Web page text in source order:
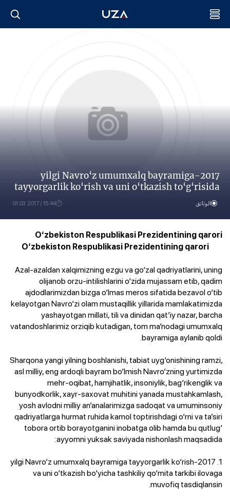
2017-yilgi Navro‘z umumxalq bayramiga
tayyorgarlik ko‘rish va uni o‘tkazish to‘g‘risida
الوثائق 15:44 / 01.03.2017
O‘zbekiston Respublikasi Prezidentining qarori
O‘zbekiston Respublikasi Prezidentining qarori
Azal-azaldan xalqimizning ezgu va go‘zal qadriyatlarini, uning
olijanob orzu-intilishlarini o‘zida mujassam etib, qadim
ajdodlarimizdan bizga o‘lmas meros sifatida bezavol o‘tib
kelayotgan Navro‘zi olam mustaqillik yillarida mamlakatimizda
yashayotgan millati, tili va dinidan qat’iy nazar, barcha
vatandoshlarimiz orziqib kutadigan, tom ma’nodagi umumxalq
bayramiga aylanib qoldi.
Sharqona yangi yilning boshlanishi, tabiat uyg‘onishining ramzi,
asl milliy, eng ardoqli bayram bo‘lmish Navro‘zning yurtimizda
mehr-oqibat, hamjihatlik, insoniylik, bag‘rikenglik va
bunyodkorlik, xayr-saxovat muhitini yanada mustahkamlash,
yosh avlodni milliy an’analarimizga sadoqat va umuminsoniy
qadriyatlarga hurmat ruhida kamol toptirishdagi o‘rni va ta’siri
tobora ortib borayotganini inobatga olib hamda bu qutlug‘
ayyomni yuksak saviyada nishonlash maqsadida:
1. 2017-yilgi Navro‘z umumxalq bayramiga tayyorgarlik ko‘rish
va uni o‘tkazish bo‘yicha tashkiliy qo‘mita tarkibi ilovaga
muvofiq tasdiqlansin.